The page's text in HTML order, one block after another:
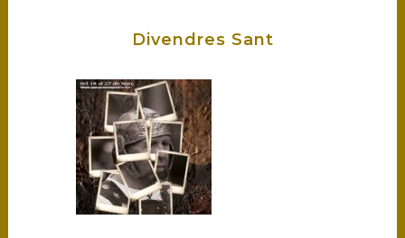
Divendres Sant